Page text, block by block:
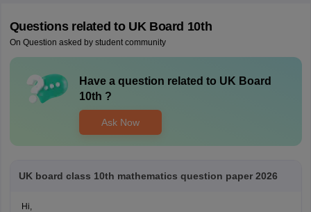
Questions related to UK Board 10th
On Question asked by student community
Have a question related to UK Board
10th ?
Ask Now
UK board class 10th mathematics question paper 2026
Hi,